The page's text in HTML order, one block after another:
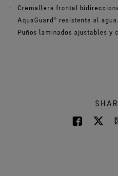
Cremallera frontal
AquaGuard® resistente al agua.
Puños laminados ajustables y